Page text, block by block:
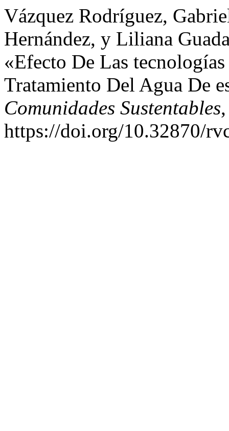
Vázquez Rodríguez,
Hernández, y Liliana
«Efecto De Las
Tratamiento Del Agua De
Comunidades Sustentables
https://doi.org/10.32870/